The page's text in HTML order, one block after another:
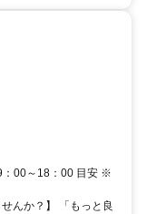
：00～18：00 目安 ※
んか？】 「もっと良